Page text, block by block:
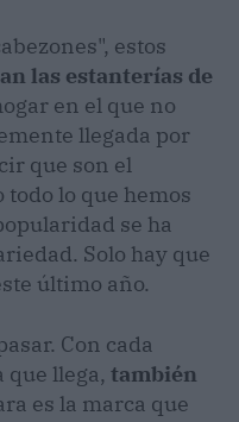
estos
las estanterías de
en el que no
llegada por
que son el
lo que hemos
se ha
Solo hay que
último año.
Con cada
llega, también
es la marca que